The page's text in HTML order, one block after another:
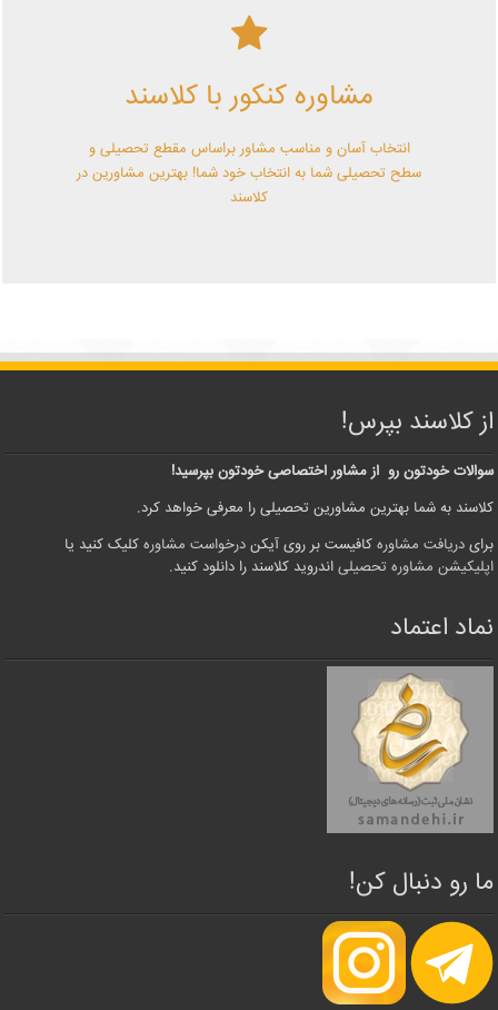
مشاوره کنکور با کلاسند
انتخاب آسان و مناسب مشاور براساس مقطع تحصیلی و
سطح تحصیلی شما به انتخاب خود شما! بهترین مشاورین در
کلاسند
از کلاسند بپرس!
سوالات خودتون رو از مشاور اختصاصی خودتون بپرسید!
کلاسند به شما بهترین مشاورین تحصیلی را معرفی خواهد کرد.
برایدریافت مشاوره کافیست بر روی آیکندرخواست مشاوره کلیک کنید یا
اپلیکیشن مشاوره تحصیلی اندروید کلاسند را دانلود کنید.
نماد اعتماد
ما رو دنبال کن!